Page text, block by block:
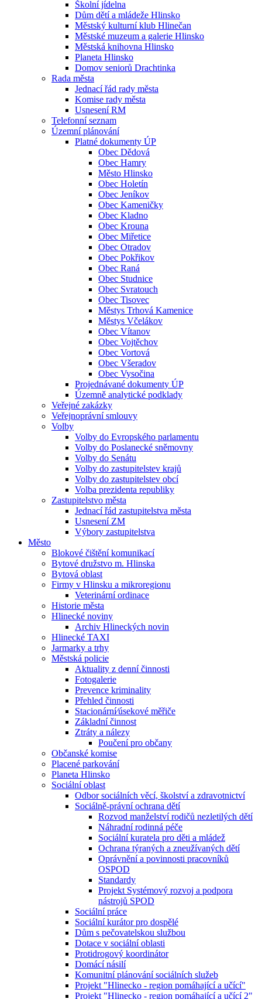
Školní jídelna
Dům dětí a mládeže Hlinsko
Městský kulturní klub Hlinečan
Městské muzeum a galerie Hlinsko
Městská knihovna Hlinsko
Planeta Hlinsko
Domov seniorů Drachtinka
Rada města
Jednací řád rady města
Komise rady města
Usnesení RM
Telefonní seznam
Územní plánování
Platné dokumenty ÚP
Obec Dědová
Obec Hamry
Město Hlinsko
Obec Holetín
Obec Jeníkov
Obec Kameničky
Obec Kladno
Obec Krouna
Obec Miřetice
Obec Otradov
Obec Pokřikov
Obec Raná
Obec Studnice
Obec Svratouch
Obec Tisovec
Městys Trhová Kamenice
Městys Včelákov
Obec Vítanov
Obec Vojtěchov
Obec Vortová
Obec Všeradov
Obec Vysočina
Projednávané dokumenty ÚP
Územně analytické podklady
Veřejné zakázky
Veřejnoprávní smlouvy
Volby
Volby do Evropského parlamentu
Volby do Poslanecké sněmovny
Volby do Senátu
Volby do zastupitelstev krajů
Volby do zastupitelstev obcí
Volba prezidenta republiky
Zastupitelstvo města
Jednací řád zastupitelstva města
Usnesení ZM
Výbory zastupitelstva
Město
Blokové čištění komunikací
Bytové družstvo m. Hlinska
Bytová oblast
Firmy v Hlinsku a mikroregionu
Veterinární ordinace
Historie města
Hlinecké noviny
Archiv Hlineckých novin
Hlinecké TAXI
Jarmarky a trhy
Městská policie
Aktuality z denní činnosti
Fotogalerie
Prevence kriminality
Přehled činnosti
Stacionární⁄úsekové měřiče
Základní činnost
Ztráty a nálezy
Poučení pro občany
Občanské komise
Placené parkování
Planeta Hlinsko
Sociální oblast
Odbor sociálních věcí, školství a zdravotnictví
Sociálně-právní ochrana dětí
Rozvod manželství rodičů nezletilých dětí
Náhradní rodinná péče
Sociální kuratela pro děti a mládež
Ochrana týraných a zneužívaných dětí
Oprávnění a povinnosti pracovníků
OSPOD
Standardy
Projekt Systémový rozvoj a podpora
nástrojů SPOD
Sociální práce
Sociální kurátor pro dospělé
Dům s pečovatelskou službou
Dotace v sociální oblasti
Protidrogový koordinátor
Domácí násilí
Komunitní plánování sociálních služeb
Projekt "Hlinecko - region pomáhající a učící"
Projekt "Hlinecko - region pomáhající a učící 2"